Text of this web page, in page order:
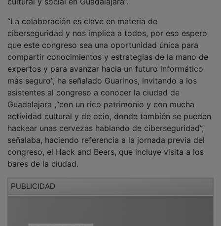
ciberseguridad y nos implica a todos, por eso espero
que este congreso sea una oportunidad única para
compartir conocimientos y estrategias de la mano de
expertos y para avanzar hacia un futuro informático
más seguro”, ha señalado Guarinos, invitando a los
asistentes al congreso a conocer la ciudad de
Guadalajara ,“con un rico patrimonio y con mucha
actividad cultural y de ocio, donde también se pueden
hackear unas cervezas hablando de ciberseguridad”,
señalaba, haciendo referencia a la jornada previa del
congreso, el Hack and Beers, que incluye visita a los
bares de la ciudad.